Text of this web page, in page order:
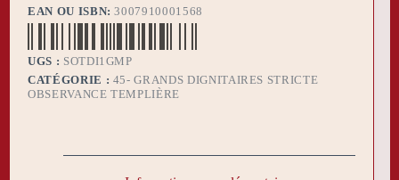
EAN OU ISBN:3007910001568
UGS : SOTDI1GMP
CATÉGORIE : 45- GRANDS DIGNITAIRES STRICTE
OBSERVANCE TEMPLIÈRE